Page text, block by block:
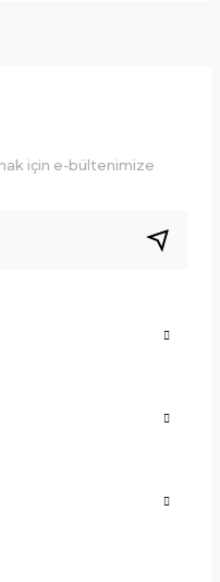
için e-bültenimize